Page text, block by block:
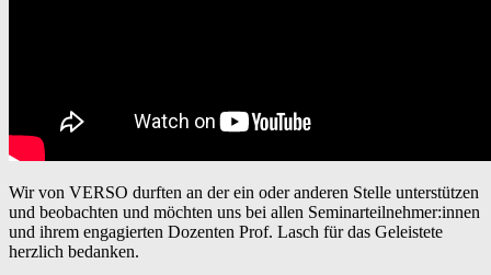
Wir von VERSO durften an der ein oder anderen Stelle unterstützen
und beobachten und möchten uns bei allen Seminarteilnehmer:innen
und ihrem engagierten Dozenten Prof. Lasch für das Geleistete
herzlich bedanken.